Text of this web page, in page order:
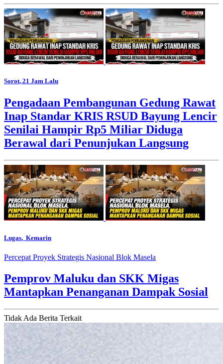
Sorot, 21 Jam Lalu
Pengadaan Pembangunan Gedung Rawat
Inap Standar KRIS RSUD Bayung Lencir
Senilai Hampir Rp5 Miliar Diduga
Berawal dari Penunjukan Langsung
Lugas, Kemarin
Percepat Proyek Strategis Nasional Blok Masela
Pemprov Maluku dan SKK Migas
Mantapkan Penanganan Dampak Sosial
Tidak Ada Berita Terkait